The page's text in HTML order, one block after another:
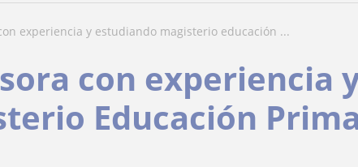
experiencia y estudiando magisterio educación ...
con experiencia
Educación